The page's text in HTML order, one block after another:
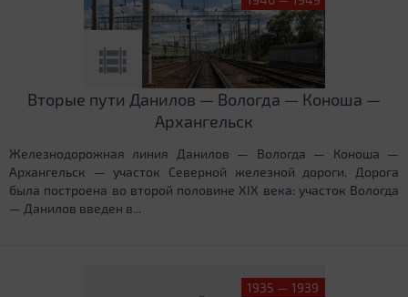
Вторые пути Данилов — Вологда — Коноша —
Архангельск
Железнодорожная линия Данилов — Вологда — Коноша —
Архангельск — участок Северной железной дороги. Дорога
была построена во второй половине XIX века: участок Вологда
— Данилов введен в...
1935 — 1939